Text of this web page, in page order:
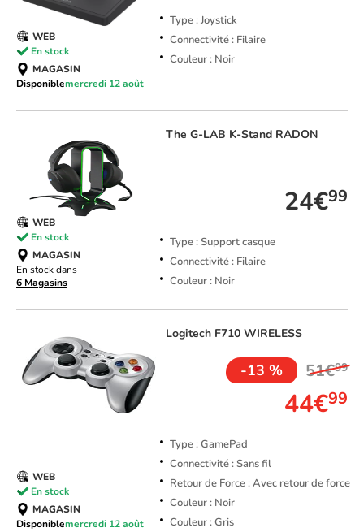
Type : Joystick
Connectivité : Filaire
Couleur : Noir
WEB
En stock
MAGASIN
Disponiblemercredi 12 août
The G-LAB K-Stand RADON
24€99
Type : Support casque
Connectivité : Filaire
Couleur : Noir
WEB
En stock
MAGASIN
En stock dans
6 Magasins
Logitech F710 WIRELESS
-13 % 51€99
44€99
Type : GamePad
Connectivité : Sans fil
Retour de Force : Avec retour de force
Couleur : Noir
Couleur : Gris
WEB
En stock
MAGASIN
Disponiblemercredi 12 août